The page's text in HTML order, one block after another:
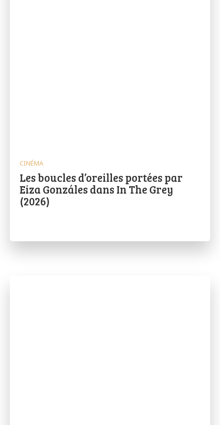
CINÉMA
Les boucles d’oreilles portées par
Eiza Gonzáles dans In The Grey
(2026)